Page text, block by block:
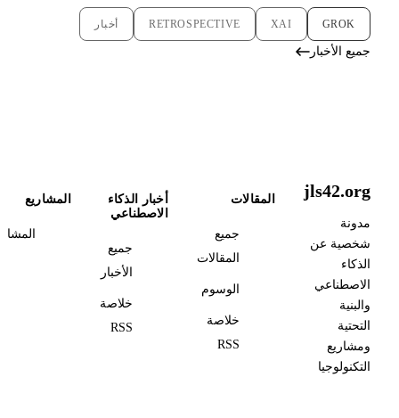
GROK
XAI
RETROSPECTIVE أخبار
جميع الأخبار
jls42.org
مدونة
شخصية عن
الذكاء
الاصطناعي
والبنية
التحتية
ومشاريع
التكنولوجيا
المقالات
جميع
المقالات
الوسوم
خلاصة
RSS
أخبار الذكاء
الاصطناعي
جميع
الأخبار
خلاصة
RSS
المشاريع